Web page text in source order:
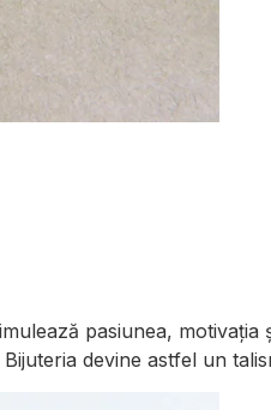
pasiunea,
devine astfel un